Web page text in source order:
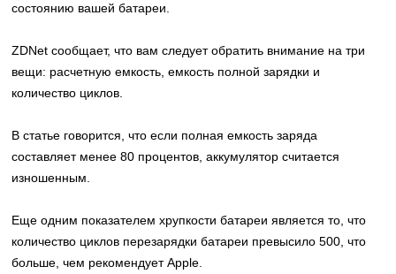
состоянию вашей батареи.
ZDNet сообщает, что вам следует обратить внимание на три
вещи: расчетную емкость, емкость полной зарядки и
количество циклов.
В статье говорится, что если полная емкость заряда
составляет менее 80 процентов, аккумулятор считается
изношенным.
Еще одним показателем хрупкости батареи является то, что
количество циклов перезарядки батареи превысило 500, что
больше, чем рекомендует Apple.